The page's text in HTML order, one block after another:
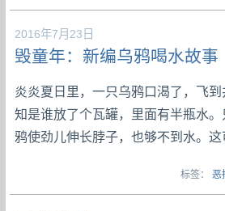
2016年7月23日
毁童年：新编乌鸦喝水故事
炎炎夏日里，一只乌鸦口渴了，飞
知是谁放了个瓦罐，里面有半瓶水
鸦使劲儿伸长脖子，也够不到水。这
标签： 恶